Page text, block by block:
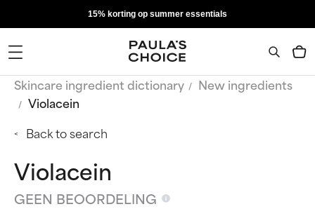
15% korting op summer essentials
Skincare ingredient dictionary
New ingredients
Violacein
Back to search
Violacein
GEEN BEOORDELING